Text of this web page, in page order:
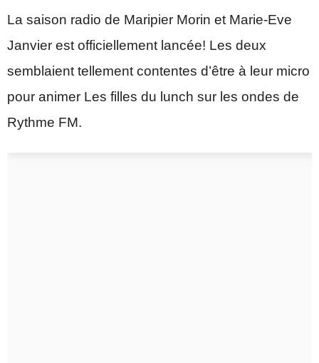
La saison radio de Maripier Morin et Marie-Eve
Janvier est officiellement lancée! Les deux
semblaient tellement contentes d’être à leur micro
pour animer Les filles du lunch sur les ondes de
Rythme FM.